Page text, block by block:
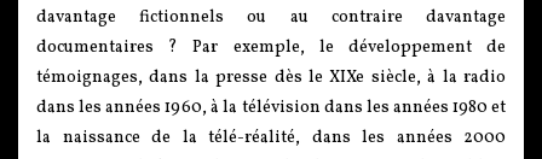
davantage fictionnels ou au contraire davantage
documentaires ? Par exemple, le développement de
témoignages, dans la presse dès le XIXe siècle, à la radio
dans les années 1960, à la télévision dans les années 1980 et
la naissance de la télé-réalité, dans les années 2000